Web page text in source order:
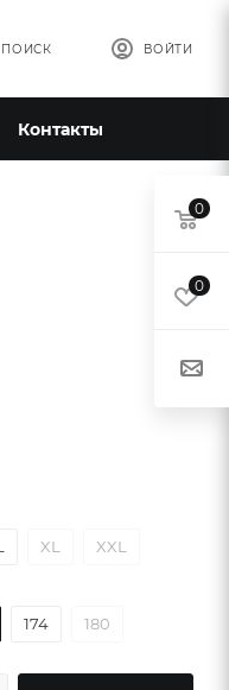
ВОЙТИ
ПОИСК
Контакты
XL XXL
174 180
0
0